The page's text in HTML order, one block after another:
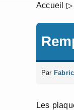
Accueil
Par
Les